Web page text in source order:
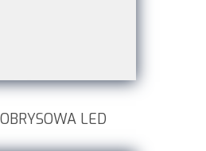
LED